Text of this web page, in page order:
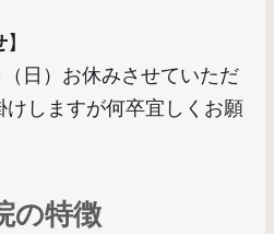
】
日）お休みさせていただ
けしますが何卒宜しくお願
の特徴